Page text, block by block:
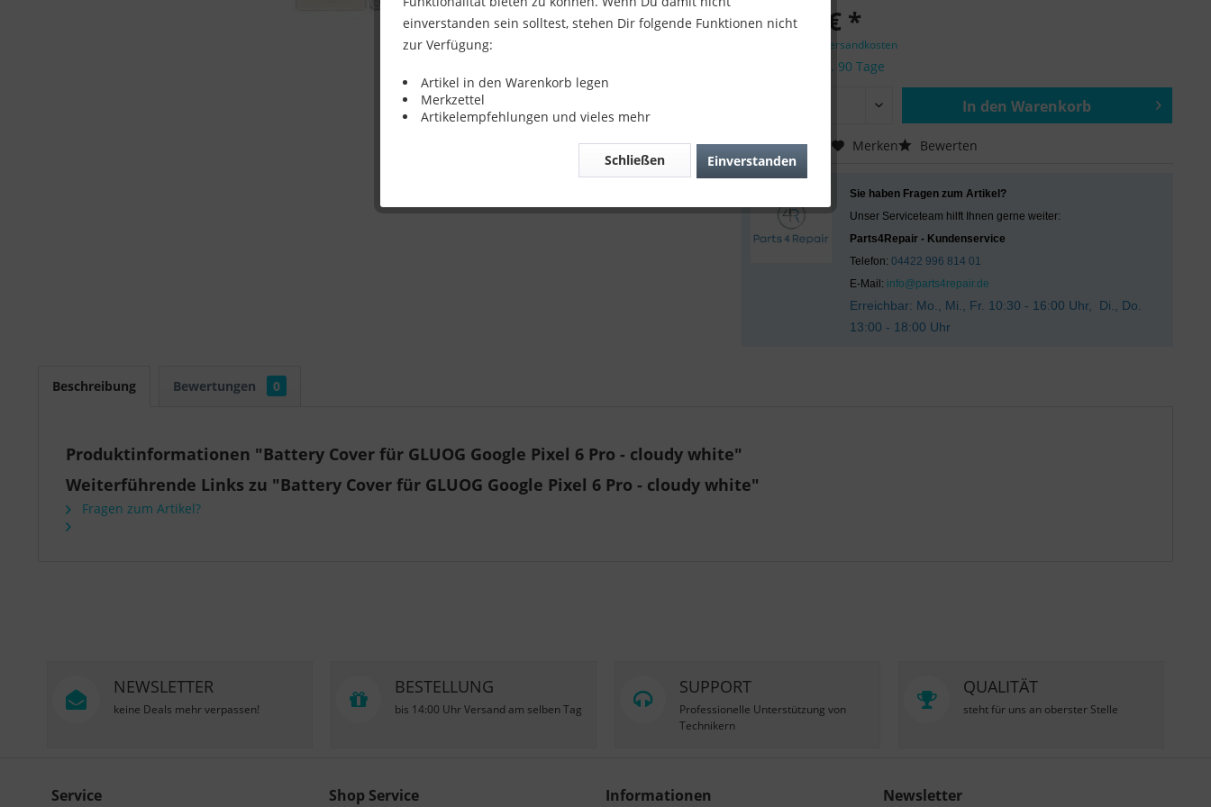
179,90 € *
zzgl. Versandkosten
Lieferzeit ca. 90 Tage
In den Warenkorb
Vergleichen Merken Bewerten
Sie haben Fragen zum Artikel?
Unser Serviceteam hilft Ihnen gerne weiter:
Parts4Repair - Kundenservice
Telefon:04422 996 814 01
E-Mail: info@parts4repair.de
Erreichbar: Mo., Mi., Fr. 10:30 - 16:00 Uhr, Di., Do.
13:00 - 18:00 Uhr
Beschreibung Bewertungen 0
Produktinformationen "Battery Cover für GLUOG Google Pixel 6 Pro - cloudy white"
Weiterführende Links zu "Battery Cover für GLUOG Google Pixel 6 Pro - cloudy white"
Fragen zum Artikel?
NEWSLETTER
keine Deals mehr verpassen!
BESTELLUNG
bis 14:00 Uhr Versand am selben Tag
SUPPORT
Professionelle Unterstützung von
Technikern
QUALITÄT
steht für uns an oberster Stelle
Service Shop Service Informationen Newsletter
einverstanden sein solltest, stehen Dir folgende Funktionen nicht
zur Verfügung:
Artikel in den Warenkorb legen
Merkzettel
Artikelempfehlungen und vieles mehr
Einverstanden
Schließen